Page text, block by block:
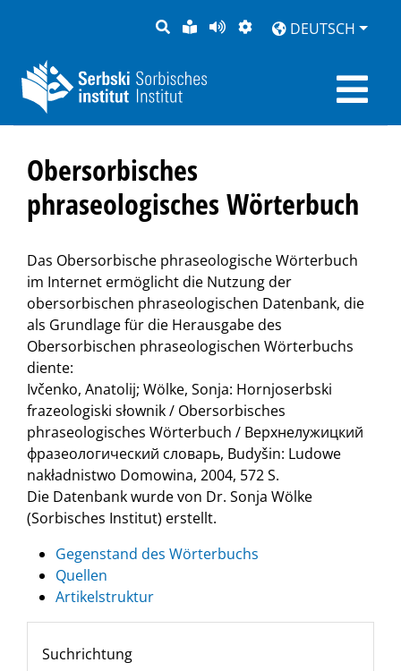
SUCHELEICHTE
SPRACHE
SEITEDARSTELLUNG
DEUTSCH
Obersorbisches
phraseologisches Wörterbuch
Das Obersorbische phraseologische Wörterbuch
im Internet ermöglicht die Nutzung der
obersorbischen phraseologischen Datenbank, die
als Grundlage für die Herausgabe des
Obersorbischen phraseologischen Wörterbuchs
diente:
Ivčenko, Anatolij; Wölke, Sonja: Hornjoserbski
frazeologiski słownik / Obersorbisches
phraseologisches Wörterbuch / Верхнелужицкий
фразеологический словарь, Budyšin: Ludowe
nakładnistwo Domowina, 2004, 572 S.
Die Datenbank wurde von Dr. Sonja Wölke
(Sorbisches Institut) erstellt.
Gegenstand des Wörterbuchs
Quellen
Artikelstruktur
Suchrichtung